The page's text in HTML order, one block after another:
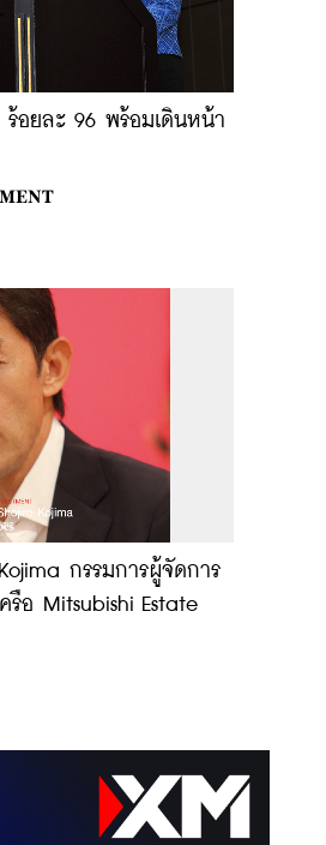
อยละ 96 พร้อมเดินหน้า
กรรมการผู้จัดการ
รือ Mitsubishi Estate